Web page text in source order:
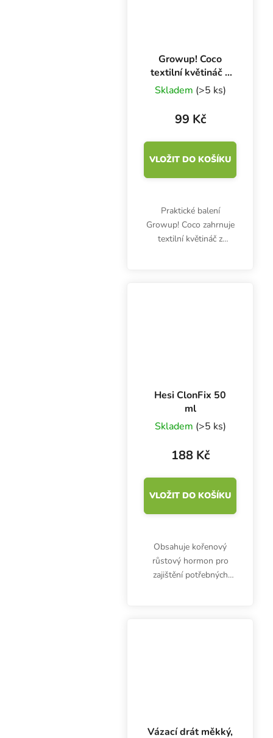
Growup! Coco
textilní květináč s
dehydrovaným
kokosem, 1 ks
Skladem (>5 ks)
99 Kč
VLOŽIT DO KOŠÍKU
Praktické balení
Growup! Coco zahrnuje
textilní květináč z
Hesi ClonFix 50
ml
Skladem (>5 ks)
188 Kč
VLOŽIT DO KOŠÍKU
Obsahuje kořenový
růstový hormon pro
zajištění potřebných
Vázací drát měkký,